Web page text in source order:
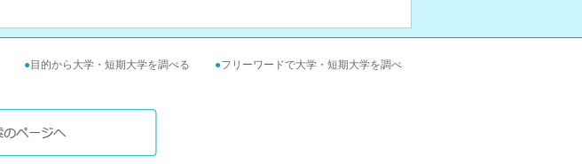
●目的から大学・短期大学を調べる ●フリーワードで大学・短期大学を調べ